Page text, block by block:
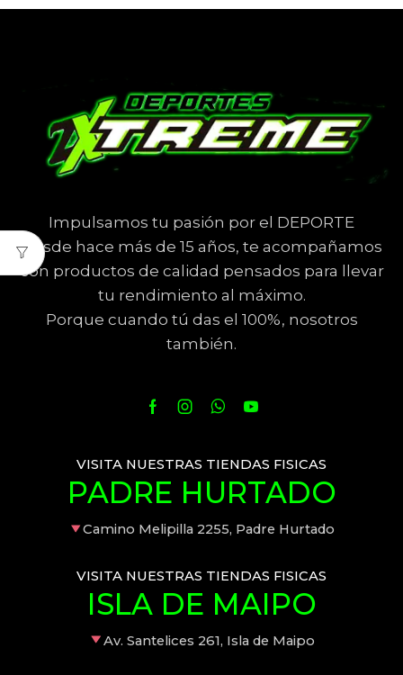
Impulsamos tu pasión por el DEPORTE
Desde hace más de 15 años, te acompañamos
con productos de calidad pensados para llevar
tu rendimiento al máximo.
Porque cuando tú das el 100%, nosotros
también.
VISITA NUESTRAS TIENDAS FISICAS
PADRE HURTADO
Camino Melipilla 2255, Padre Hurtado
VISITA NUESTRAS TIENDAS FISICAS
ISLA DE MAIPO
Av. Santelices 261, Isla de Maipo